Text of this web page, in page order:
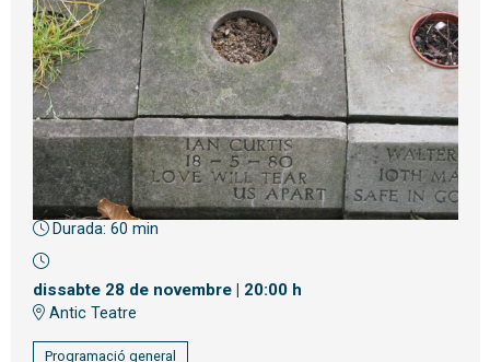
Diapositiva 1 de 1
Durada: 60 min
dissabte 28 de novembre| 20:00 h
Antic Teatre
Programació general